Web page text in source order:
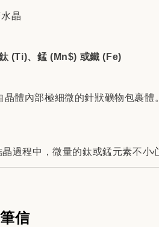
晶
(Ti)、錳 ( Mn$) 或鐵 ( Fe)
晶體內部極細微的針狀礦物包裹
過程中，微量的鈦或錳元素不
信